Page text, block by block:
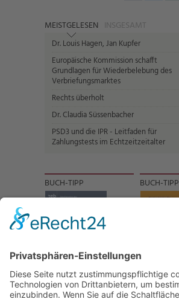
MEISTGELESEN INSGESAMT
Dr. Louis Hagen, Jan Kupfer
Europäische Kommission schafft
Grundlagen für Wiederbelebung des
Verbriefungsmarktes
Rechts überholt
Dr. Claudia Süssenbacher
PSD3 und die IPR - Leitfaden für
Zahlungstests im Echtzeitzeitalter
BUCH-TIPP BUCH-TIPP